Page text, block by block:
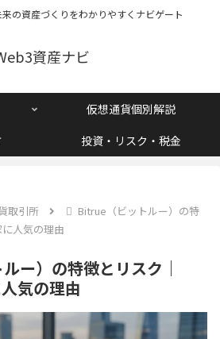
の資産づくりをわかりやすくナビゲート
資産ナビ
仮想通貨個別解説
投資・リスク・税金
取引所
Bitrue（ビットルー）の特
人気の理由
ー）の特徴とリスク｜
気の理由